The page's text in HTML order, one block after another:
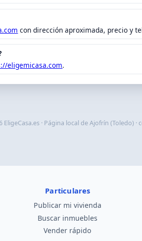
con dirección aproximada, precio y
eligemicasa.com.
EligeCasa.es · Página local de Ajofrín (Toledo) ·
Particulares
Publicar mi vivienda
Buscar inmuebles
Vender rápido